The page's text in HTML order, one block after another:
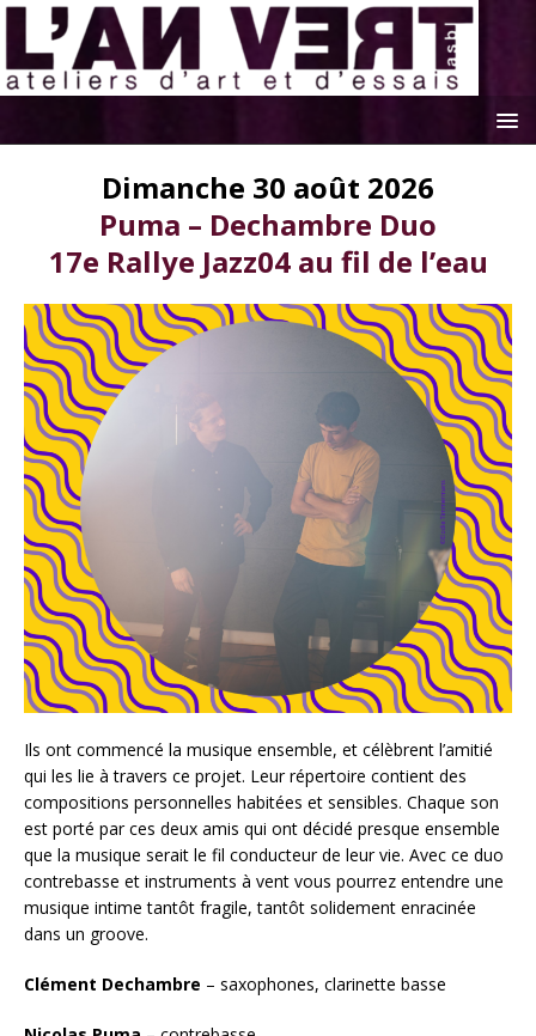
Dimanche 30 août 2026
Puma – Dechambre Duo
17e Rallye Jazz04 au fil de l’eau
Ils ont commencé la musique ensemble, et célèbrent l’amitié
qui les lie à travers ce projet. Leur répertoire contient des
compositions personnelles habitées et sensibles. Chaque son
est porté par ces deux amis qui ont décidé presque ensemble
que la musique serait le fil conducteur de leur vie. Avec ce duo
contrebasse et instruments à vent vous pourrez entendre une
musique intime tantôt fragile, tantôt solidement enracinée
dans un groove.
Clément Dechambre – saxophones, clarinette basse